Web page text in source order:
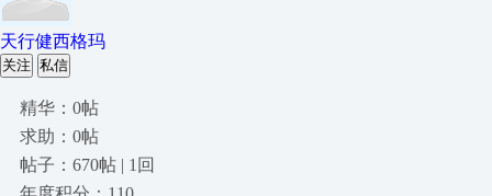
天行健西格玛
关注 私信
精华：0帖
求助：0帖
帖子：670帖 | 1回